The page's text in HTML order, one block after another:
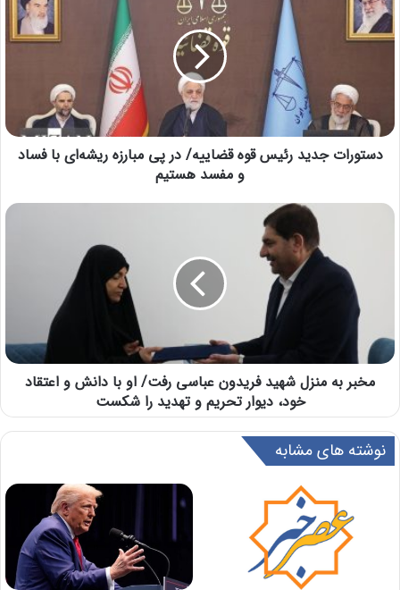
دستورات جدید رئیس قوه قضاییه/ در پی مبارزه ریشه‌ای با فساد
و مفسد هستیم
مخبر به منزل شهید فریدون عباسی رفت/ او با دانش و اعتقاد
خود، دیوار تحریم و تهدید را شکست
نوشته های مشابه